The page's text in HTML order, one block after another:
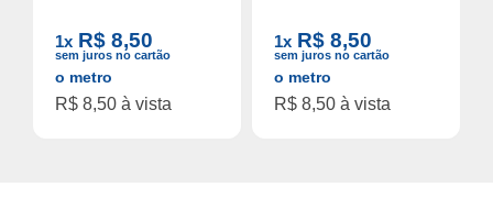
1x R$ 8,50
sem juros no cartão
o metro
R$ 8,50 à vista
1x R$ 8,50
sem juros no cartão
o metro
R$ 8,50 à vista